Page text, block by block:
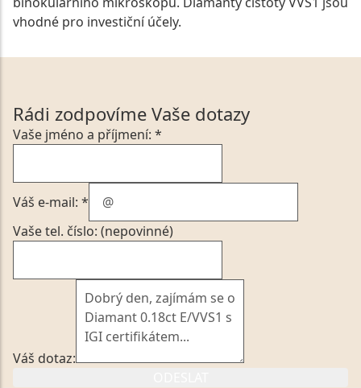
vhodné pro investiční účely.
Rádi zodpovíme Vaše dotazy
Vaše jméno a příjmení: *
Váš e-mail: *
Vaše tel. číslo: (nepovinné)
Váš dotaz: